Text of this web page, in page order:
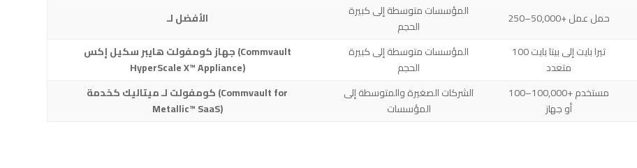
الأفضل لـ
المؤسسات متوسطة إلى كبيرة
الحجم
250–50,000+ حمل عمل
جهاز كومفولت هايبر سكيل إكس (Commvault
HyperScale X™ Appliance)
المؤسسات متوسطة إلى كبيرة
الحجم
100 تيرا بايت إلى بيتا بايت
متعدد
كومفولت لـ ميتاليك كخدمة (Commvault for
Metallic™ SaaS)
الشركات الصغيرة والمتوسطة إلى
المؤسسات
100–100,000+ مستخدم
أو جهاز